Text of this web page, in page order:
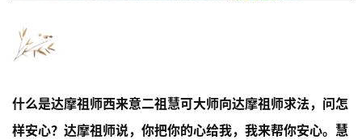
什么是达摩祖师西来意二祖慧可大师向达摩祖师求法，问怎
样安心？达摩祖师说，你把你的心给我，我来帮你安心。 慧